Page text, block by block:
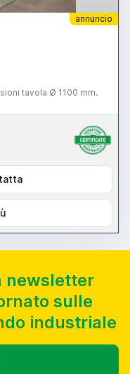
annuncio
tavola Ø 1100 mm.
newsletter
sulle
industriale